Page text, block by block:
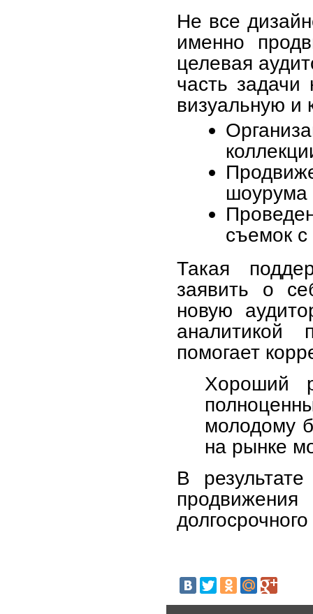
Не все
именно
целевая
часть задачи
визуальную и
шоурума
съемок
Такая
заявить о
новую
помогает
Хороший
молодому
на рынке
В